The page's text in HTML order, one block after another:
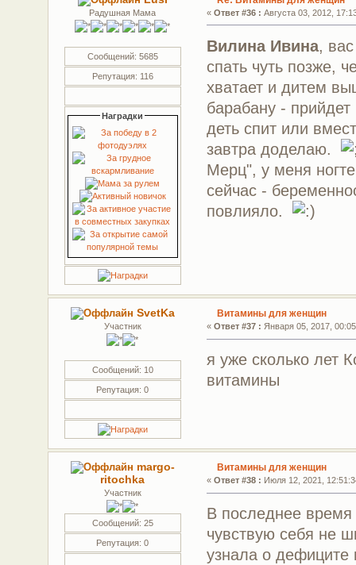
Радушная Мама
Сообщений: 5685
Репутация: 116
Наградки
«Ответ #36 : Августа 03, 2012,
Вилина Ивина,
спать чуть позже,
хватает и дитем
барабану -
деть спит или
завтра доделаю.
Мерц", у меня
сейчас -
повлияло.
SvetKa
Участник
Сообщений: 10
Репутация: 0
Витамины для женщин
«Ответ #37 : Января 05, 2017,
я уже сколько лет
витамины
margo-
ritochka
Участник
Сообщений: 25
Репутация: 0
Витамины для женщин
«Ответ #38 : Июля 12, 2021,
В последнее время
чувствую себя не
узнала о дефиците